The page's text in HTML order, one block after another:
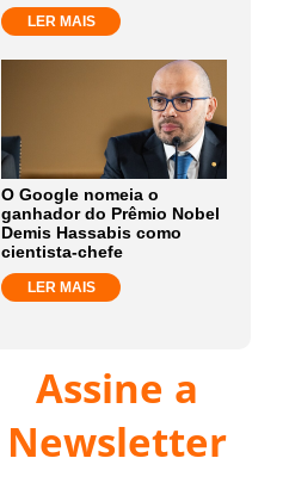
LER MAIS
O Google nomeia o
ganhador do Prêmio Nobel
Demis Hassabis como
cientista-chefe
LER MAIS
Assine a
Newsletter